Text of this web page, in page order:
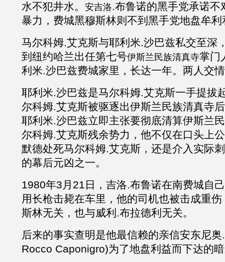
水不犯井水。 安吉洛.布鲁诺的黑手党承诺不
暴力，费城黑穆斯林则不到黑手党地盘牟利
马尔科姆.艾克斯与耶利米.沙巴兹私交至深
到纽约哈兰出任第七号伊斯兰民族清真寺掌门
利米.沙巴兹费城家里，长达一年。两人交
耶利米.沙巴兹是马尔科姆.艾克斯一手提拔
尔科姆.艾克斯被驱逐出伊斯兰民族清真寺
耶利米.沙巴兹立即主张要彻底清算伊斯兰
尔科姆.艾克斯残余势力，他不仅在口头上
默德处死马尔科姆.艾克斯，还是介入实际
的幕后元凶之一。
1980年3月21日，吉洛.布鲁诺在南费城自
用长枪击毙在车里，他的司机也被击成重
斯林无关，也与威利 .布拉德利 无关。
后来的事实查明是他最信赖的亲信安东尼奥
Rocco Caponigro)为了地盘利益而下达的